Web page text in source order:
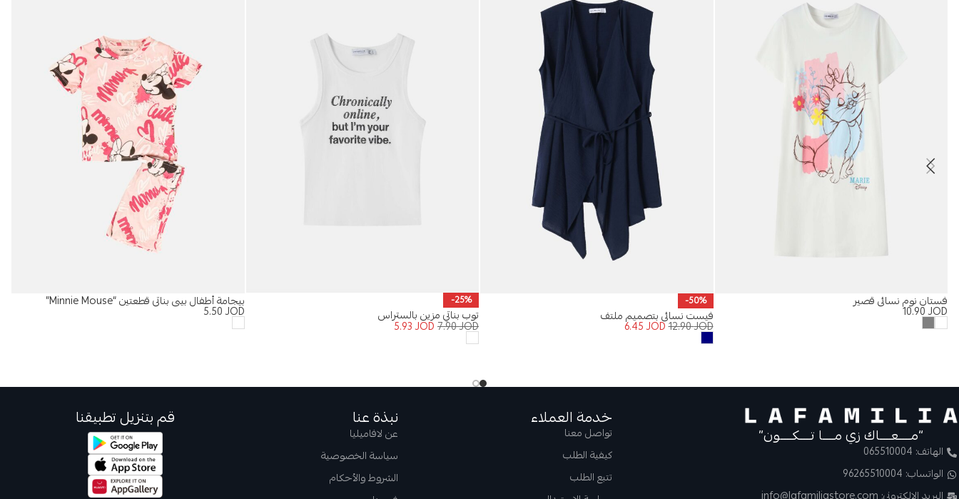
فستان نوم نسائي قصير
10.90JOD
-50%
فيست نسائي بتصميم ملتف
12.90JOD
6.45JOD
-25%
توب بناتي مزين بالستراس
7.90JOD
5.93JOD
بيجامة أطفال بيبي بناتي قطعتين “Minnie Mouse”
5.50JOD
“مــــعــــاك زي مــــا تــــكــــون”
الهاتف: 065510004
الواتساب: 96265510004
خدمة العملاء
تواصل معنا
كيفية الطلب
تتبع الطلب
نبذة عنا
عن لافاميليا
سياسة الخصوصية
الشروط والأحكام
قم بتنزيل تطبيقنا